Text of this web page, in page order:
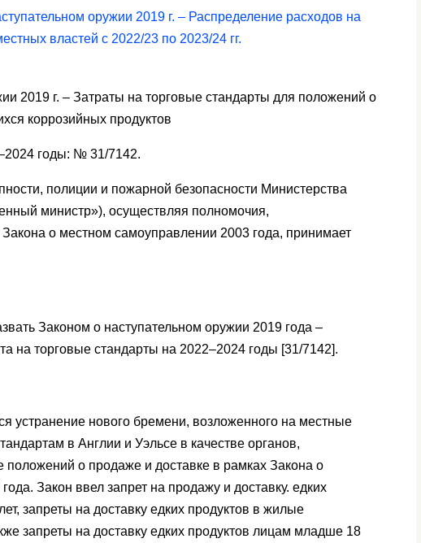
оружии 2019 г. – Распределение расходов на
властей с 2022/23 по 2023/24 гг.
2019 г. – Затраты на торговые стандарты для положений о
коррозийных продуктов
годы: № 31/7142.
полиции и пожарной безопасности Министерства
министр»), осуществляя полномочия,
о местном самоуправлении 2003 года, принимает
Законом о наступательном оружии 2019 года –
на торговые стандарты на 2022–2024 годы [31/7142].
устранение нового бремени, возложенного на местные
в Англии и Уэльсе в качестве органов,
о продаже и доставке в рамках Закона о
Закон ввел запрет на продажу и доставку. едких
запреты на доставку едких продуктов в жилые
запреты на доставку едких продуктов лицам младше 18